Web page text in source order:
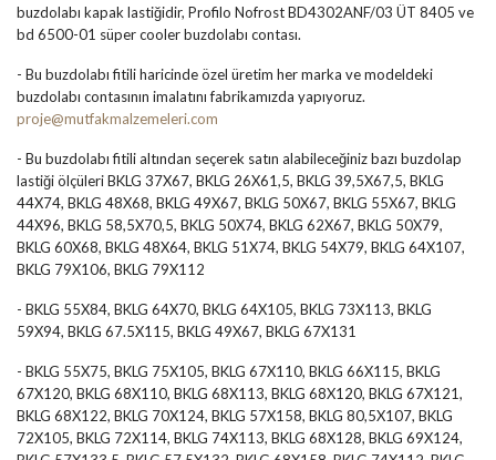
buzdolabı kapak lastiğidir, Profilo Nofrost BD4302ANF/03 ÜT 8405 ve
bd 6500-01 süper cooler buzdolabı contası.
- Bu buzdolabı fitili haricinde özel üretim her marka ve modeldeki
buzdolabı contasının imalatını fabrikamızda yapıyoruz.
proje@mutfakmalzemeleri.com
- Bu buzdolabı fitili altından seçerek satın alabileceğiniz bazı buzdolap
lastiği ölçüleri BKLG 37X67, BKLG 26X61,5, BKLG 39,5X67,5, BKLG
44X74, BKLG 48X68, BKLG 49X67, BKLG 50X67, BKLG 55X67, BKLG
44X96, BKLG 58,5X70,5, BKLG 50X74, BKLG 62X67, BKLG 50X79,
BKLG 60X68, BKLG 48X64, BKLG 51X74, BKLG 54X79, BKLG 64X107,
BKLG 79X106, BKLG 79X112
- BKLG 55X84, BKLG 64X70, BKLG 64X105, BKLG 73X113, BKLG
59X94, BKLG 67.5X115, BKLG 49X67, BKLG 67X131
- BKLG 55X75, BKLG 75X105, BKLG 67X110, BKLG 66X115, BKLG
67X120, BKLG 68X110, BKLG 68X113, BKLG 68X120, BKLG 67X121,
BKLG 68X122, BKLG 70X124, BKLG 57X158, BKLG 80,5X107, BKLG
72X105, BKLG 72X114, BKLG 74X113, BKLG 68X128, BKLG 69X124,